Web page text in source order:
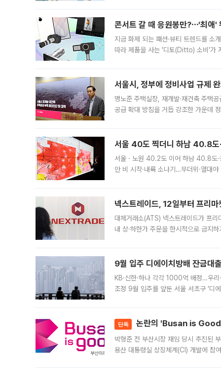
콘서트 갈 때 응원봉만?⋯'최애'
지금 화제 되는 패션·뷰티 트렌드를 소
따라 제품을 사는 '디토(Ditto) 소비'가
서울시, 정부에 정비사업 규제
명노준 주택실장, 재개발·재건축 주택
공급 확대 방침을 거듭 강조한 가운데
서울 40도 찍더니 하남 40.8
서울ㆍ노원 40.2도 이어 하남 40.8도
안 비 시작·내륙 소나기…무더위·열대
넥스트레이드, 12일부터 프리
대체거래소(ATS) 넥스트레이드가 프
내 상·하한가 주문을 한시적으로 금지
9월 입주 디에이치방배 잔금
KB·신한·하나 각각 1000억 배정…우
조정 9월 입주를 앞둔 서울 서초구 ‘디
단독 논란의 'Busan is
박형준 전 부산시장 재임 당시 추진된
용산 대통령실 상징체계(CI) 개발에 참